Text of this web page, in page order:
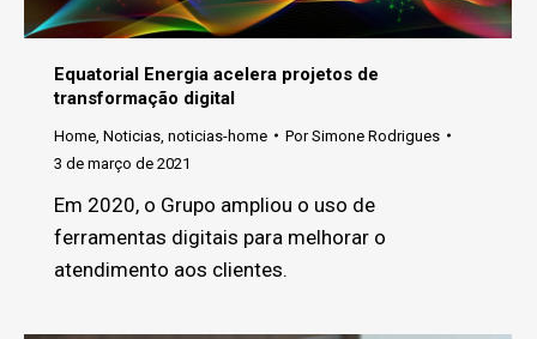
Equatorial Energia acelera projetos de
transformação digital
Home Noticias noticias-home PorSimone Rodrigues
3 de março de 2021
Em 2020, o Grupo ampliou o uso de
ferramentas digitais para melhorar o
atendimento aos clientes.